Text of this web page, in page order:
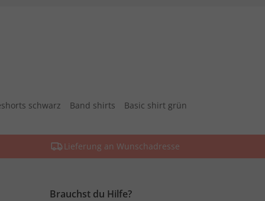
schwarz Band shirts Basic shirt grün
Lieferung an Wunschadresse
Brauchst du Hilfe?